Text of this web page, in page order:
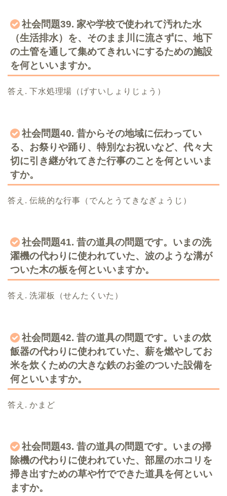
社会問題39. 家や学校で使われて汚れた水
（生活排水）を、そのまま川に流さずに、地下
の土管を通して集めてきれいにするための施設
を何といいますか。
答え. 下水処理場（げすいしょりじょう）
社会問題40. 昔からその地域に伝わってい
る、お祭りや踊り、特別なお祝いなど、代々大
切に引き継がれてきた行事のことを何といいま
すか。
答え. 伝統的な行事（でんとうてきなぎょうじ）
社会問題41. 昔の道具の問題です。いまの洗
濯機の代わりに使われていた、波のような溝が
ついた木の板を何といいますか。
答え. 洗濯板（せんたくいた）
社会問題42. 昔の道具の問題です。いまの炊
飯器の代わりに使われていた、薪を燃やしてお
米を炊くための大きな鉄のお釜のついた設備を
何といいますか。
答え. かまど
社会問題43. 昔の道具の問題です。いまの掃
除機の代わりに使われていた、部屋のホコリを
掃き出すための草や竹でできた道具を何といい
ますか。